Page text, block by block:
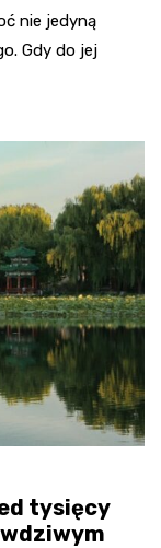
nie jedyną
Gdy do jej
tysięcy